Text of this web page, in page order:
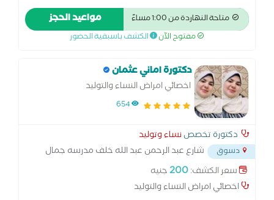
متاحة النهاردة من 1:00 مساءً مواعيد الحجز
مفتوح الآن الكشف باسبقية الحضور
دكتورة اماني عثمان
اخصائي امراض النساء والتوليد
654
دكتورة تخصصنساء وتوليد
دسوق
شارع عبد الرحمن عبد الله خلف مدرسه جمال
عبد الناصر المرور الجديد دسوق
سعر الكشف:200جنيه
اخصائي امراض النساء والتوليد